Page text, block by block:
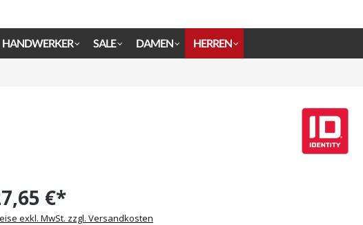
HANDWERKER SALE DAMEN HERREN
€*
exkl. MwSt. zzgl. Versandkosten